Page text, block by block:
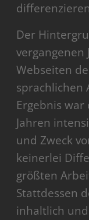
Der
Webseiten
sprachlichen
Ergebnis war
Jahren
und Zweck
keinerlei
größten
Stattdessen
inhaltlich